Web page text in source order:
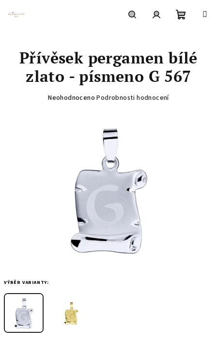
košík
VÝBĚR VARIANTY:
Přívěsek pergamen bílé
zlato - písmeno G 567
Průměrné
Neohodnoceno Podrobnosti hodnocení